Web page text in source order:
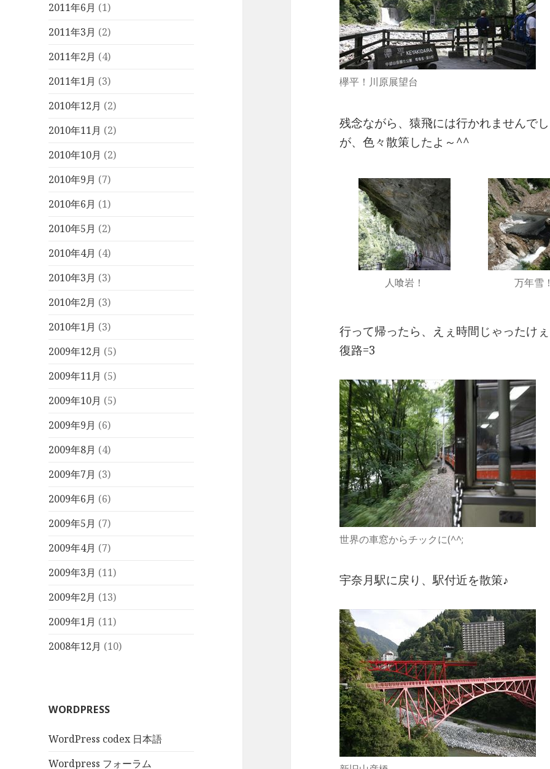
2011年6月 (1)
2011年3月 (2)
2011年2月 (4)
2011年1月 (3)
2010年12月 (2)
2010年11月 (2)
2010年10月 (2)
2010年9月 (7)
2010年6月 (1)
2010年5月 (2)
2010年4月 (4)
2010年3月 (3)
2010年2月 (3)
2010年1月 (3)
2009年12月 (5)
2009年11月 (5)
2009年10月 (5)
2009年9月 (6)
2009年8月 (4)
2009年7月 (3)
2009年6月 (6)
2009年5月 (7)
2009年4月 (7)
2009年3月 (11)
2009年2月 (13)
2009年1月 (11)
2008年12月 (10)
WORDPRESS
WordPress codex 日本語
Wordpress フォーラム
欅平！川原展望台
残念ながら、猿飛には行かれませんで
が、色々散策したよ～^^
人喰岩！ 万年雪
行って帰ったら、えぇ時間じゃったけ
復路=3
世界の車窓からチックに(^^;
宇奈月駅に戻り、駅付近を散策♪